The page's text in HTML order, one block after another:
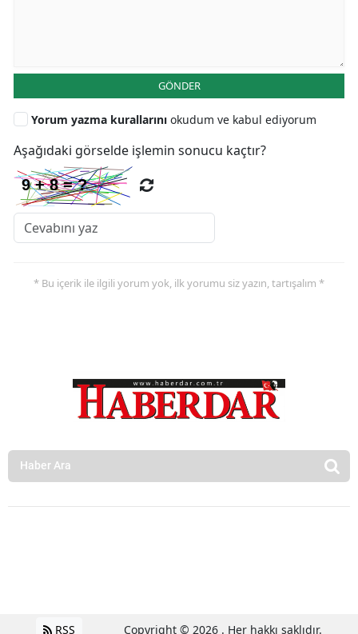
GÖNDER
Yorum yazma kurallarını okudum ve kabul ediyorum
Aşağıdaki görselde işlemin sonucu kaçtır?
* Bu içerik ile ilgili yorum yok, ilk yorumu siz yazın, tartışalım *
RSS Copyright © 2026 . Her hakkı saklıdır.